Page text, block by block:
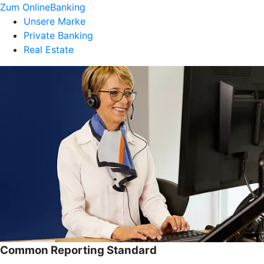
Zum OnlineBanking
Unsere Marke
Private Banking
Real Estate
Common Reporting Standard